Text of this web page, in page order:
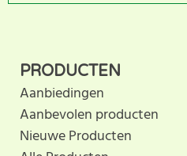
anderen met hun keuze door
Schrijf als eerste een
PRODUCTEN
Aanbiedingen
Aanbevolen producten
Nieuwe Producten